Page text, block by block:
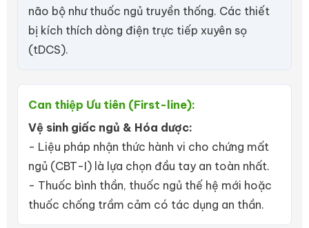
não bộ như thuốc ngủ truyền thống. Các thiết
bị kích thích dòng điện trực tiếp xuyên sọ
(tDCS).
Can thiệp Ưu tiên (First-line):
Vệ sinh giấc ngủ & Hóa dược:
- Liệu pháp nhận thức hành vi cho chứng mất
ngủ (CBT-I) là lựa chọn đầu tay an toàn nhất.
- Thuốc bình thần, thuốc ngủ thế hệ mới hoặc
thuốc chống trầm cảm có tác dụng an thần.